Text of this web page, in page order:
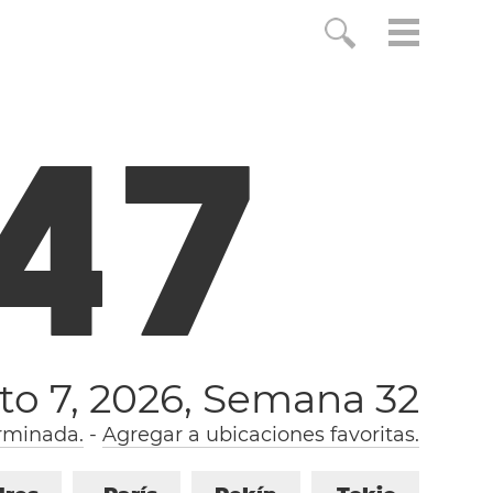
8
7, 2026, Semana 32
- Agregar a ubicaciones favoritas.